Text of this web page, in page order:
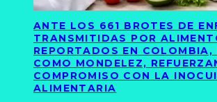
ANTE LOS 661 BROTES DE
TRANSMITIDAS POR
REPORTADOS EN COLOMBIA,
COMO MONDELEZ,
COMPROMISO CON LA
ALIMENTARIA